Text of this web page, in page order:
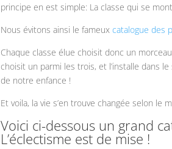
principe en est simple: La classe qui se
Nous évitons ainsi le fameuxcatalogue des
Chaque classe élue choisit donc un
choisit un parmi les trois, et l’installe dans
de notre enfance !
Et voila, la vie s’en trouve changée selon le
Voici ci-dessous un grand
L’éclectisme est de mise !